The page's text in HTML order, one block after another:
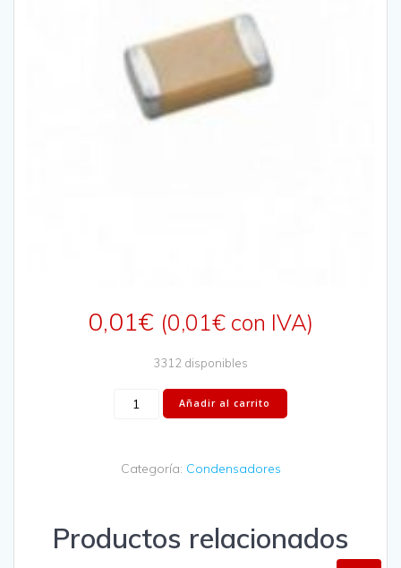
0,01€ (0,01€ con IVA)
3312 disponibles
Añadir al carrito
Categoría: Condensadores
Productos relacionados